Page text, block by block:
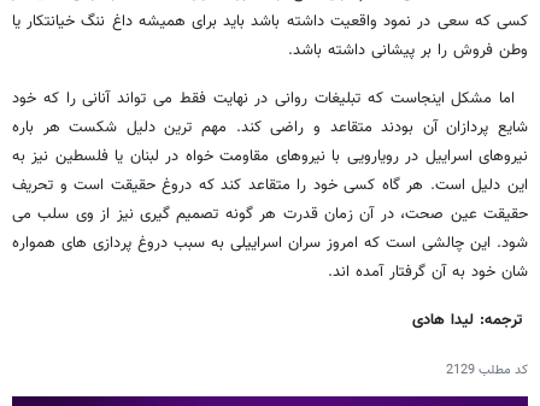
کسی که سعی در نمود واقعیت داشته باشد باید برای همیشه داغ ننگ خیانتکار یا
وطن فروش را بر پیشانی داشته باشد.
اما مشکل اینجاست که تبلیغات روانی در نهایت فقط می تواند آنانی را که خود
شایع پردازان آن بودند متقاعد و راضی کند. مهم ترین دلیل شکست هر باره
نیروهای اسراییل در رویارویی با نیروهای مقاومت خواه در لبنان یا فلسطین نیز به
این دلیل است. هر گاه کسی خود را متقاعد کند که دروغ حقیقت است و تحریف
حقیقت عین صحت، در آن زمان قدرت هر گونه تصمیم گیری نیز از وی سلب می
شود. این چالشی است که امروز سران اسراییلی به سبب دروغ پردازی های همواره
شان خود به آن گرفتار آمده اند.
ترجمه: لیدا هادی
کد مطلب2129